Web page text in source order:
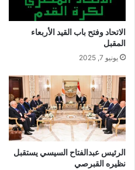
الاتحاد وفتح باب القيد الأربعاء
المقبل
يونيو 7, 2025
الرئيس عبدالفتاح السيسي يستقبل
نظيره القبرصي